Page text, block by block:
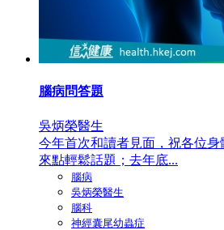
腦病問答題
吳炳榮醫生
今年首次和讀者見面，祝各位身
來點輕鬆話題；去年底...
腦病
吳炳榮醫生
腦科
神經囊尾幼蟲症